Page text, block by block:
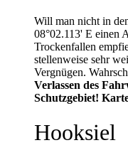
Will man nicht in
08°02.113' E einen
Trockenfallen
stellenweise sehr
Vergnügen.
Verlassen des
Schutzgebiet!
Hooksiel